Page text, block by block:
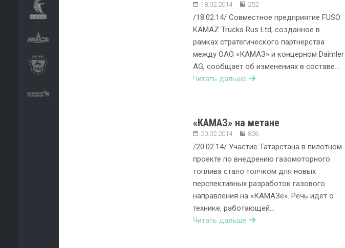
18.02.2014 252
/18.02.14/ Cовместное предприятие FUSO
KAMAZ Trucks Rus Ltd, созданное в
рамках стратегического партнерства
между ОАО «КАМАЗ» и концерном Daimler
AG, сообщает об изменениях в составе…
Читать дальше
«КАМАЗ» на метане
20.02.2014 826
/20.02.14/ Участие Татарстана в пилотном
проекте по внедрению газомоторного
топлива стало толчком для новых
перспективных разработок газового
направления на «КАМАЗе». Речь идёт о
технике, работающей…
Читать дальше